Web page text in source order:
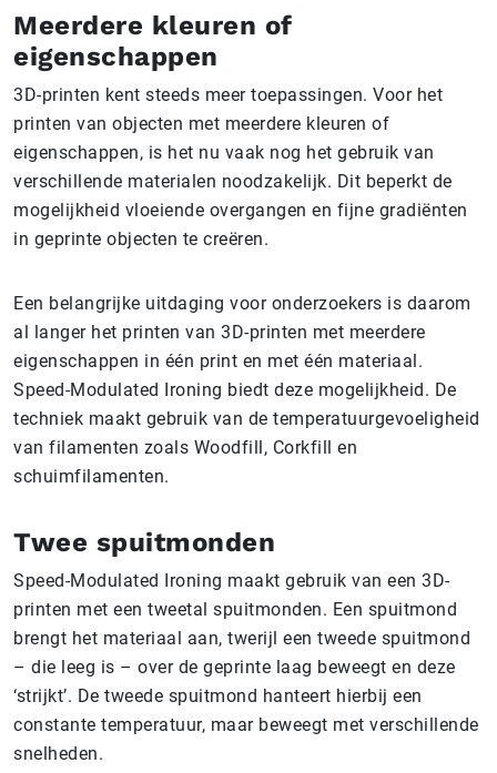
Meerdere kleuren of
eigenschappen
3D-printen kent steeds meer toepassingen. Voor het
printen van objecten met meerdere kleuren of
eigenschappen, is het nu vaak nog het gebruik van
verschillende materialen noodzakelijk. Dit beperkt de
mogelijkheid vloeiende overgangen en fijne gradiënten
in geprinte objecten te creëren.
Een belangrijke uitdaging voor onderzoekers is daarom
al langer het printen van 3D-printen met meerdere
eigenschappen in één print en met één materiaal.
Speed-Modulated Ironing biedt deze mogelijkheid. De
techniek maakt gebruik van de temperatuurgevoeligheid
van filamenten zoals Woodfill, Corkfill en
schuimfilamenten.
Twee spuitmonden
Speed-Modulated Ironing maakt gebruik van een 3D-
printen met een tweetal spuitmonden. Een spuitmond
brengt het materiaal aan, twerijl een tweede spuitmond
– die leeg is – over de geprinte laag beweegt en deze
‘strijkt’. De tweede spuitmond hanteert hierbij een
constante temperatuur, maar beweegt met verschillende
snelheden.